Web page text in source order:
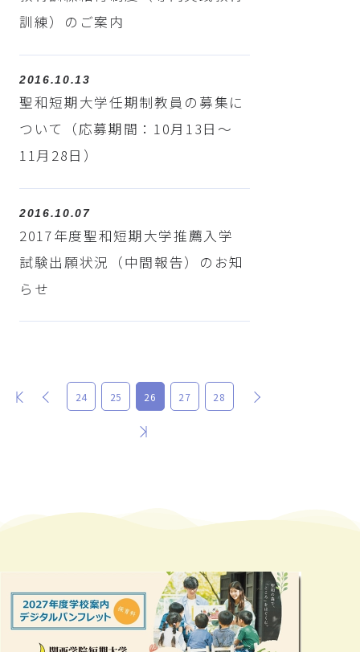
訓練）のご案内
2016.10.13
聖和短期大学任期制教員の募集に
ついて（応募期間：10月13日～
11月28日）
2016.10.07
2017年度聖和短期大学推薦入学
試験出願状況（中間報告）のお知
らせ
最初 前 24 25 26 27 28
最後